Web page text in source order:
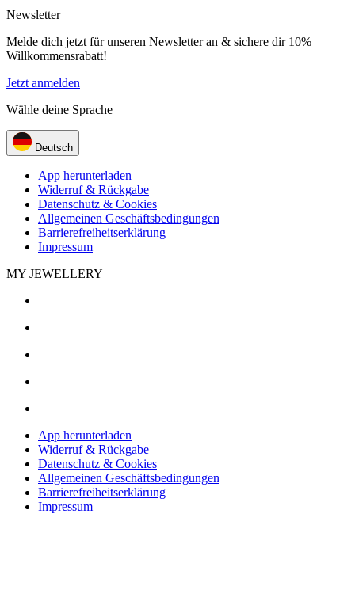
Newsletter
Melde dich jetzt für unseren Newsletter an & sichere dir 10%
Willkommensrabatt!
Jetzt anmelden
Wähle deine Sprache
Deutsch
App herunterladen
Widerruf & Rückgabe
Datenschutz & Cookies
Allgemeinen Geschäftsbedingungen
Barrierefreiheitserklärung
Impressum
MY JEWELLERY
App herunterladen
Widerruf & Rückgabe
Datenschutz & Cookies
Allgemeinen Geschäftsbedingungen
Barrierefreiheitserklärung
Impressum